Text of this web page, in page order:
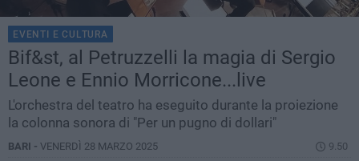
EVENTI E CULTURA
Bif&st, al Petruzzelli la magia di Sergio
Leone e Ennio Morricone...live
L'orchestra del teatro ha eseguito durante la proiezione
la colonna sonora di "Per un pugno di dollari"
BARI - VENERDÌ 28 MARZO 2025 9.50